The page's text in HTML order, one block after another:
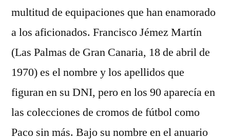
multitud de equipaciones que han enamorado
a los aficionados. Francisco Jémez Martín
(Las Palmas de Gran Canaria, 18 de abril de
1970) es el nombre y los apellidos que
figuran en su DNI, pero en los 90 aparecía en
las colecciones de cromos de fútbol como
Paco sin más. Bajo su nombre en el anuario